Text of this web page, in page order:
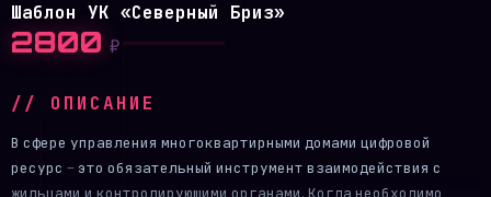
Шаблон УК «Северный Бриз»
2800 ₽
// ОПИСАНИЕ
В сфере управления многоквартирными домами цифровой
ресурс — это обязательный инструмент взаимодействия с